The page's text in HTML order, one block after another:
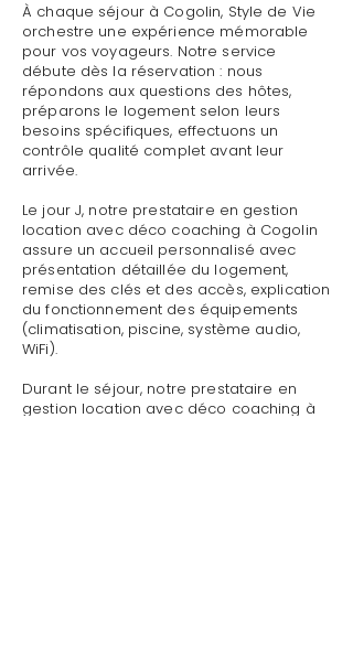
À chaque séjour à Cogolin, Style de Vie
orchestre une expérience mémorable
pour vos voyageurs. Notre service
débute dès la réservation : nous
répondons aux questions des hôtes,
préparons le logement selon leurs
besoins spécifiques, effectuons un
contrôle qualité complet avant leur
arrivée.
Le jour J, notre prestataire en gestion
location avec déco coaching à Cogolin
assure un accueil personnalisé avec
présentation détaillée du logement,
remise des clés et des accès, explication
du fonctionnement des équipements
(climatisation, piscine, système audio,
WiFi).
Durant le séjour, notre prestataire en
gestion location avec déco coaching à